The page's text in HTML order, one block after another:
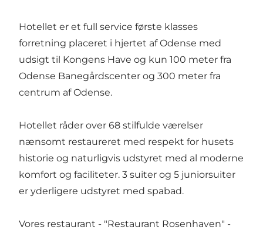
Hotellet er et full service første klasses
forretning placeret i hjertet af Odense med
udsigt til Kongens Have og kun 100 meter fra
Odense Banegårdscenter og 300 meter fra
centrum af Odense.
Hotellet råder over 68 stilfulde værelser
nænsomt restaureret med respekt for husets
historie og naturligvis udstyret med al moderne
komfort og faciliteter. 3 suiter og 5 juniorsuiter
er yderligere udstyret med spabad.
Vores restaurant - "Restaurant Rosenhaven" -